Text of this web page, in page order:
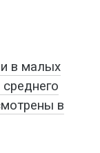
в малых
в